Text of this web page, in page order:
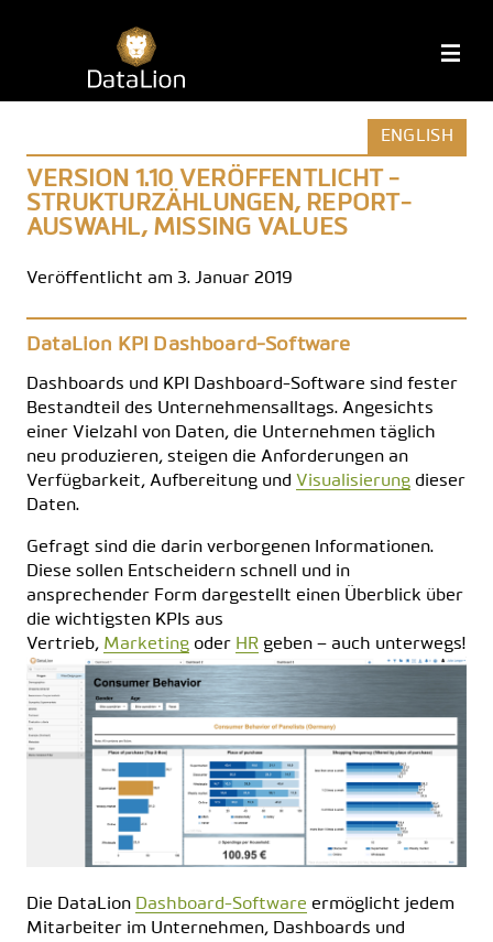
ENGLISH
VERSION 1.10 VERÖFFENTLICHT -
STRUKTURZÄHLUNGEN, REPORT-
AUSWAHL, MISSING VALUES
Veröffentlicht am 3. Januar 2019
DataLion KPI Dashboard-Software
Dashboards und KPI Dashboard-Software sind fester
Bestandteil des Unter­nehmens­alltags. Angesichts
einer Vielzahl von Daten, die Unternehmen täglich
neu produzieren, steigen die Anforderungen an
Verfügbarkeit, Aufbereitung und Visualisierung dieser
Daten.
Gefragt sind die darin verborgenen Informationen.
Diese sollen Entscheidern schnell und in
ansprechender Form dargestellt einen Überblick über
die wichtigsten KPIs aus
Vertrieb, Marketing oder HR geben – auch unterwegs!
Die DataLion Dashboard-Software ermöglicht jedem
Mitarbeiter im Unternehmen, Dashboards und